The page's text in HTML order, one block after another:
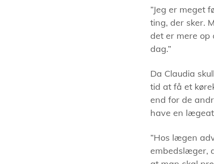
”Jeg er meget
ting, der sker.
det er mere op
dag.”
Da Claudia
tid at få et
end for de
have en
”Hos lægen
embedslæger,